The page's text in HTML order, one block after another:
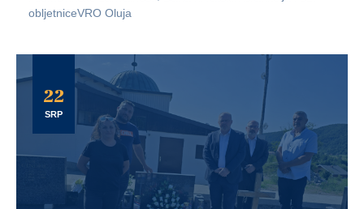
obljetniceVRO Oluja
22
SRP